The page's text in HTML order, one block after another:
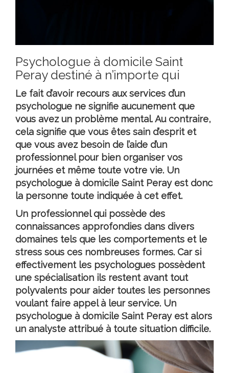
Psychologue à domicile Saint
Peray destiné à n’importe qui
Le fait d’avoir recours aux services d’un
psychologue ne signifie aucunement que
vous avez un problème mental. Au contraire,
cela signifie que vous êtes sain d’esprit et
que vous avez besoin de l’aide d’un
professionnel pour bien organiser vos
journées et même toute votre vie. Un
psychologue à domicile Saint Perayest donc
la personne toute indiquée à cet effet.
Un professionnel qui possède des
connaissances approfondies dans divers
domaines tels que les comportements et le
stress sous ces nombreuses formes. Car si
effectivement les psychologues possèdent
une spécialisation ils restent avant tout
polyvalents pour aider toutes les personnes
voulant faire appel à leur service. Un
psychologue à domicile Saint Perayest alors
un analyste attribué à toute situation difficile.